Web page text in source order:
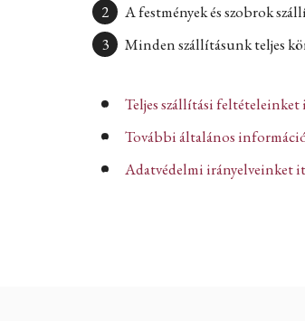
A festmények és szobrok
Minden szállításunk teljes
Teljes szállítási feltételeinket
További általános
Adatvédelmi irányelveinket